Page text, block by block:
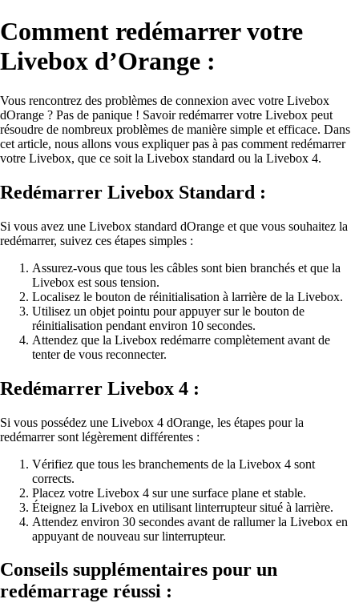
Comment redémarrer votre
Livebox d’Orange :
Vous rencontrez des problèmes de connexion avec votre Livebox
dOrange ? Pas de panique ! Savoir redémarrer votre Livebox peut
résoudre de nombreux problèmes de manière simple et efficace. Dans
cet article, nous allons vous expliquer pas à pas comment redémarrer
votre Livebox, que ce soit la Livebox standard ou la Livebox 4.
Redémarrer Livebox Standard :
Si vous avez une Livebox standard dOrange et que vous souhaitez la
redémarrer, suivez ces étapes simples :
Assurez-vous que tous les câbles sont bien branchés et que la
Livebox est sous tension.
Localisez le bouton de réinitialisation à larrière de la Livebox.
Utilisez un objet pointu pour appuyer sur le bouton de
réinitialisation pendant environ 10 secondes.
Attendez que la Livebox redémarre complètement avant de
tenter de vous reconnecter.
Redémarrer Livebox 4 :
Si vous possédez une Livebox 4 dOrange, les étapes pour la
redémarrer sont légèrement différentes :
Vérifiez que tous les branchements de la Livebox 4 sont
corrects.
Placez votre Livebox 4 sur une surface plane et stable.
Éteignez la Livebox en utilisant linterrupteur situé à larrière.
Attendez environ 30 secondes avant de rallumer la Livebox en
appuyant de nouveau sur linterrupteur.
Conseils supplémentaires pour un
redémarrage réussi :